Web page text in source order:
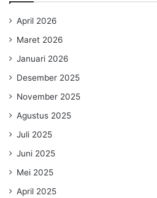
April 2026
Maret 2026
Januari 2026
Desember 2025
November 2025
Agustus 2025
Juli 2025
Juni 2025
Mei 2025
April 2025